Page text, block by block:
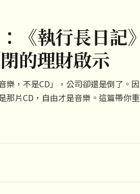
《執行長日記》
的理財啟示
樂，不是CD」，公司卻還是倒了。因
片CD，自由才是音樂。這篇帶你重